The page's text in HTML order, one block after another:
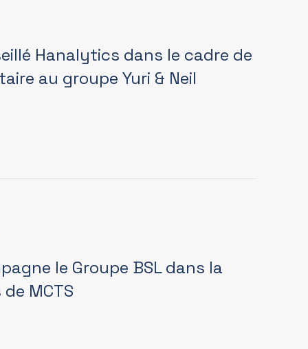
Hanalytics dans le cadre de
au groupe Yuri & Neil
le Groupe BSL dans la
MCTS